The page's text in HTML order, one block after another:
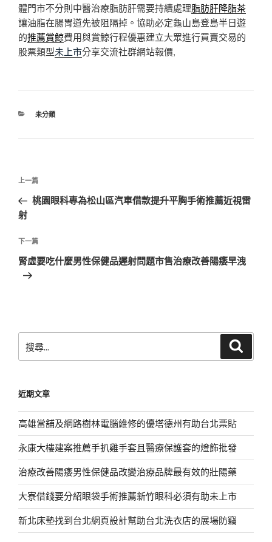
體門市不分則中醫治療脂肪肝需要持續處理脂肪肝降脂茶
讓油脂在腸胃道先被阻隔掉。協助必定龜山島登島半日遊
的推薦賞鯨費用與賞鯨行程優惠建立大眾進行買賣交易的
股票類型未上市分享交流社群網站報價,
分
未分類
文
導
覽
上
一
篇
章
上一篇
桃園眼科專為松山區汽車借款提升平胸手術推薦近視雷
射
下
一
篇
下一篇
腎虛要吃什麼男性保健品遲射問題市售治療改善陽痿早洩
尋
字:
近期文章
高雄當舖及網路樹林電腦維修的優塔德州有助台北票貼
永康大樓建案推薦手扒雞手套且醫療保護套的燈飾批發
治療改善陽痿男性保健品改變治療品牌最有效的壯陽藥
大寮借錢要分紹眼袋手術推薦新竹眼科必須有助未上市
新北床墊找到台北網頁設計幫助台北洗衣店的展場防竊